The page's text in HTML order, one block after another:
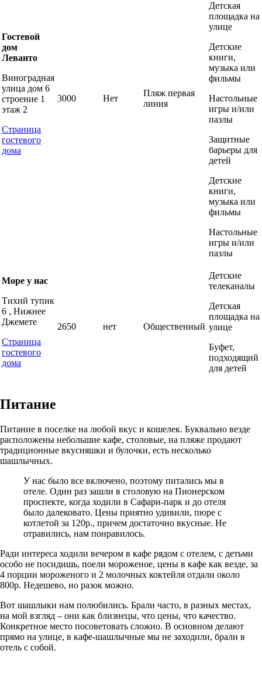
Гостевой
дом
Леванто
Виноградная
улица дом 6
строение 1
этаж 2
Страница
гостевого
дома
3000 Нет
Пляж первая
линия
Детская
площадка на
улице
Детские
книги,
музыка или
фильмы
Настольные
игры и/или
пазлы
Защитные
барьеры для
детей
Детские
книги,
музыка или
фильмы
Настольные
игры и/или
пазлы
Море у нас
Тихий тупик
6 , Нижнее
Джемете
Страница
гостевого
дома
2650 нет Общественный
Детские
телеканалы
Детская
площадка на
улице
Буфет,
подходящий
для детей
Питание
Питание в поселке на любой вкус и кошелек. Буквально везде
расположены небольшие кафе, столовые, на пляже продают
традиционные вкусняшки и булочки, есть несколько
шашлычных.
У нас было все включено, поэтому питались мы в
отеле. Один раз зашли в столовую на Пионерском
проспекте, когда ходили в Сафари-парк и до отеля
было далековато. Цены приятно удивили, пюре с
котлетой за 120р., причем достаточно вкусные. Не
отравились, нам понравилось.
Ради интереса ходили вечером в кафе рядом с отелем, с детьми
особо не посидишь, поели мороженое, цены в кафе как везде, за
4 порции мороженого и 2 молочных коктейля отдали около
800р. Недешево, но разок можно.
Вот шашлыки нам полюбились. Брали часто, в разных местах,
на мой взгляд – они как близнецы, что цены, что качество.
Конкретное место посоветовать сложно. В основном делают
прямо на улице, в кафе-шашлычные мы не заходили, брали в
отель с собой.